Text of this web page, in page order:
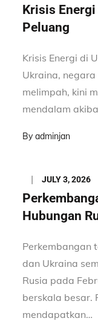
on
Krisis Energi
Peluang
Krisis Energi di
Ukraina,
melimpah, kini
mendalam
Byadminjan
Posted
on
JULY 3, 2026
Hubungan
Perkembangan
dan Ukraina
Rusia pada
berskala besar.
mendapatkan…